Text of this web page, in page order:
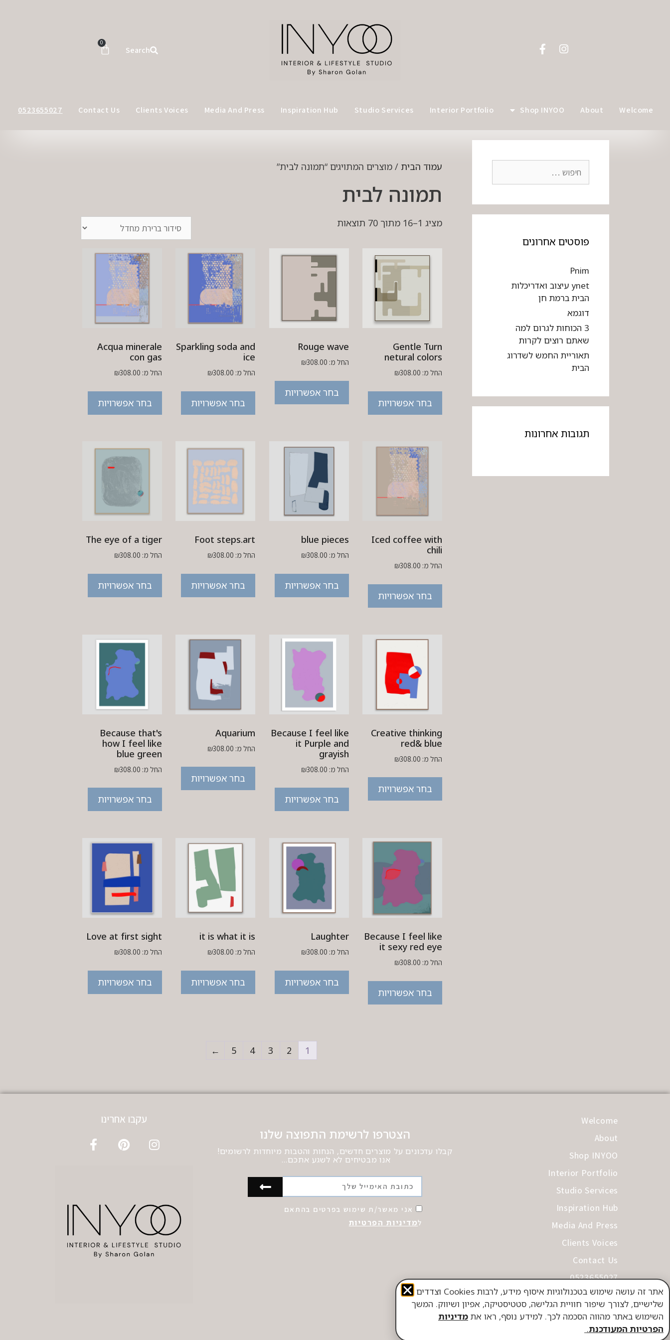
Search
0
Welcome
About
Shop INYOO
Interior Portfolio
Studio Services
Inspiration Hub
Media And Press
Clients Voices
Contact Us
0523655027
עמוד הבית / מוצרים המתויגים “תמונה לבית”
תמונה לבית
מציג 1–16 מתוך 70 תוצאות
Gentle Turn
netural colors
החל מ: ₪308.00
בחר אפשרויות
Rouge wave
החל מ: ₪308.00
בחר אפשרויות
Sparkling soda and
ice
החל מ: ₪308.00
בחר אפשרויות
Acqua minerale
con gas
החל מ: ₪308.00
בחר אפשרויות
Iced coffee with
chili
החל מ: ₪308.00
בחר אפשרויות
blue pieces
החל מ: ₪308.00
בחר אפשרויות
Foot steps.art
החל מ: ₪308.00
בחר אפשרויות
The eye of a tiger
החל מ: ₪308.00
בחר אפשרויות
Creative thinking
red& blue
החל מ: ₪308.00
בחר אפשרויות
Because I feel like
it Purple and
grayish
החל מ: ₪308.00
בחר אפשרויות
Aquarium
החל מ: ₪308.00
בחר אפשרויות
Because that's
how I feel like
blue green
החל מ: ₪308.00
בחר אפשרויות
Because I feel like
it sexy red eye
החל מ: ₪308.00
בחר אפשרויות
Laughter
החל מ: ₪308.00
בחר אפשרויות
it is what it is
החל מ: ₪308.00
בחר אפשרויות
Love at first sight
החל מ: ₪308.00
בחר אפשרויות
1
2
3
4
5
←
פוסטים אחרונים
Pnim
ynet עיצוב ואדריכלות
הבית ברמת חן
דוגמא
3 הכוחות לגרום למה
שאתם רוצים לקרות
תאוריית החמש לשדרוג
הבית
תגובות אחרונות
Welcome
About
Shop INYOO
Interior Portfolio
Studio Services
Inspiration Hub
Media And Press
Clients Voices
Contact Us
0523655027
תקנון
מדיניות פרטיות
הצטרפו לרשימת התפוצה שלנו
קבלו עדכונים על מוצרים חדשים, הנחות והטבות מיוחדות לרשומים!
אנו מבטיחים לא לשגע אתכם…
אני מאשר/ת שימוש בפרטים בהתאם
למדיניות הפרטיות
עקבו אחרינו
אתר זה עושה שימוש בטכנולוגיות איסוף מידע, לרבות Cookies וצדדים
שלישיים, לצורך שיפור חוויית הגלישה, סטטיסטיקה, אפיון ושיווק. המשך
השימוש באתר מהווה הסכמה לכך. למידע נוסף, ראו את מדיניות
הפרטיות המעודכנת.